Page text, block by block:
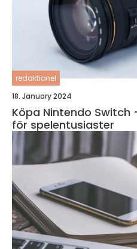
redaktionel
18. January 2024
Köpa Nintendo
för spelentusiaster